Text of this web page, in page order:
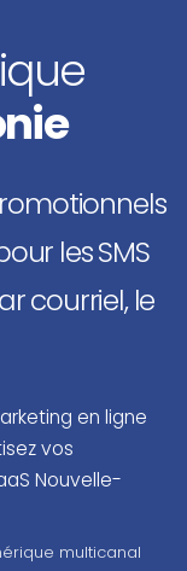
les SMS
courriel, le
en ligne
vos
Nouvelle-
multicanal